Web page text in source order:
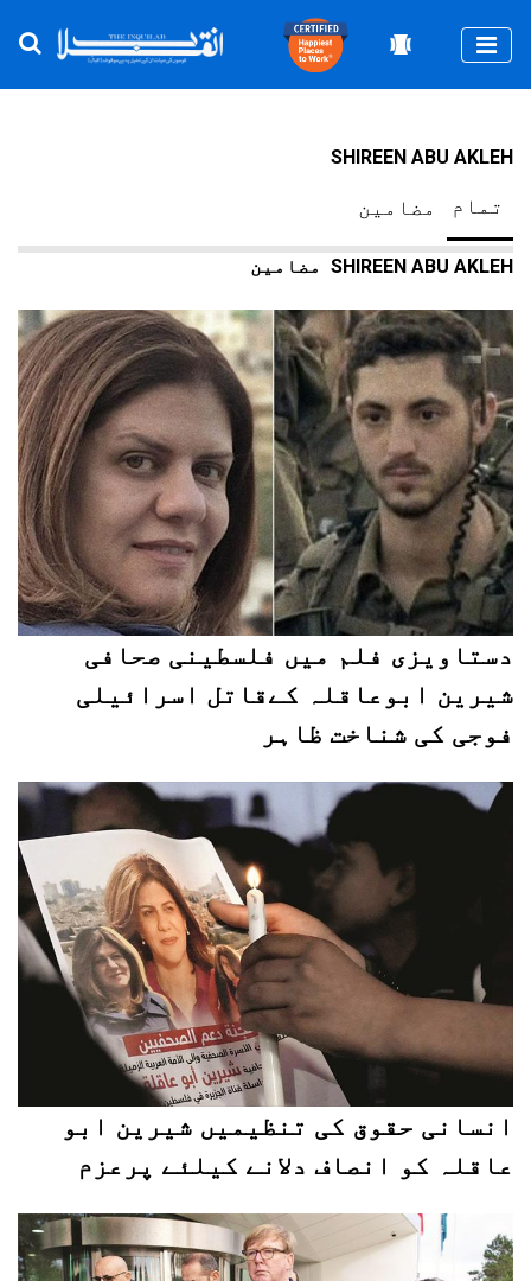
SHIREEN ABU AKLEH
مضامین تمام
SHIREEN ABU AKLEH
دستاویزی فلم میں فلسطینی صحافی
شیرین ابوعاقلہ کےقاتل اسرائیلی
فوجی کی شناخت ظاہر
انسانی حقوق کی تنظیمیں شیرین ابو
عاقلہ کو انصاف دلانے کیلئے پرعزم